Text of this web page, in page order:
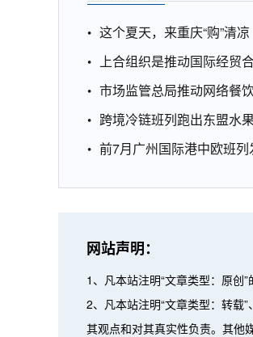
这个夏天，来重庆“购”清凉
上合组织是推动国际经贸
市场监管总局推动网络餐
跨境冷链班列跑出东盟水
前7月广州国际港中欧班
网站声明：
1、凡本站注明“文章类型：原创
2、凡本站注明“文章类型：转载
其观点和对其真实性负责。其他